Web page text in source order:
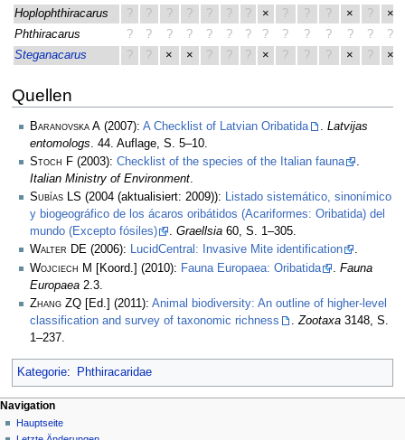
Hoplophthiracarus
? ? ? ? ? ? ? × ? ? ? × ?
×
Phthiracarus
? ? ? ? ? ? ? ? ? ? ? ? ?
?
Steganacarus
? ? × × ? ? ? × ? ? ? × ? ×
Quellen
Baranovska A (2007): A Checklist of Latvian Oribatida
Latvijas
entomologs . 44. Auflage, S. 5–10.
Stoch F (2003): Checklist of the species of the Italian fauna
.
Italian Ministry of Environment.
Subías LS (2004 (aktualisiert: 2009)): Listado sistemático, sinonímico
y biogeográfico de los ácaros oribátidos (Acariformes: Oribatida) del
mundo (Excepto fósiles)
. Graellsia 60, S. 1–305.
Walter DE (2006): LucidCentral: Invasive Mite identification
.
Wojciech M [Koord.] (2010): Fauna Europaea: Oribatida
Fauna
Europaea 2.3.
Zhang ZQ [Ed.] (2011): Animal biodiversity: An outline of higher-level
classification and survey of taxonomic richness
.Zootaxa 3148, S.
1–237.
Kategorie: Phthiracaridae
Navigation
Hauptseite